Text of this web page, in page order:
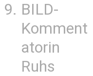
BILD-
Komment
atorin
Ruhs